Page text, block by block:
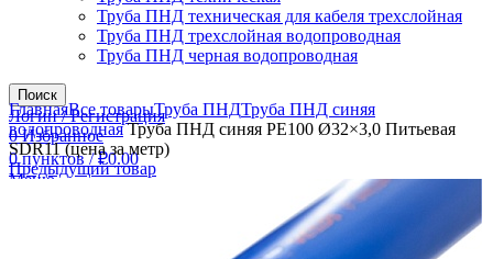
Труба ПНД техническая для кабеля трехслойная
Труба ПНД трехслойная водопроводная
Труба ПНД черная водопроводная
Поиск
Логин / Регистрация
0Избранное
0пунктов / ₽0.00
Меню
Увеличить
ГлавнаяВсе товарыТруба ПНДТруба ПНД синяя
водопроводнаяТруба ПНД синяя РЕ100 Ø32×3,0 Питьевая
SDR11 (цена за метр)
Предыдущий товар